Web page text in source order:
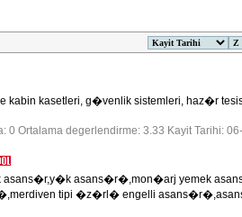
kasetleri, g�venlik sistemleri, haz�r
Ortalama degerlendirme: 3.33 Kayit Tarihi:
asans�r�,mon�arj yemek
tipi �z�rl� engelli